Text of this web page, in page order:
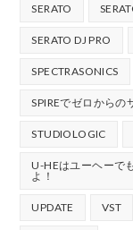
SERATO
SERATO DJ PRO
SPECTRASONICS
SPIREでゼロからの
STUDIOLOGIC
U-HEはユーヘーで
よ！
UPDATE VST